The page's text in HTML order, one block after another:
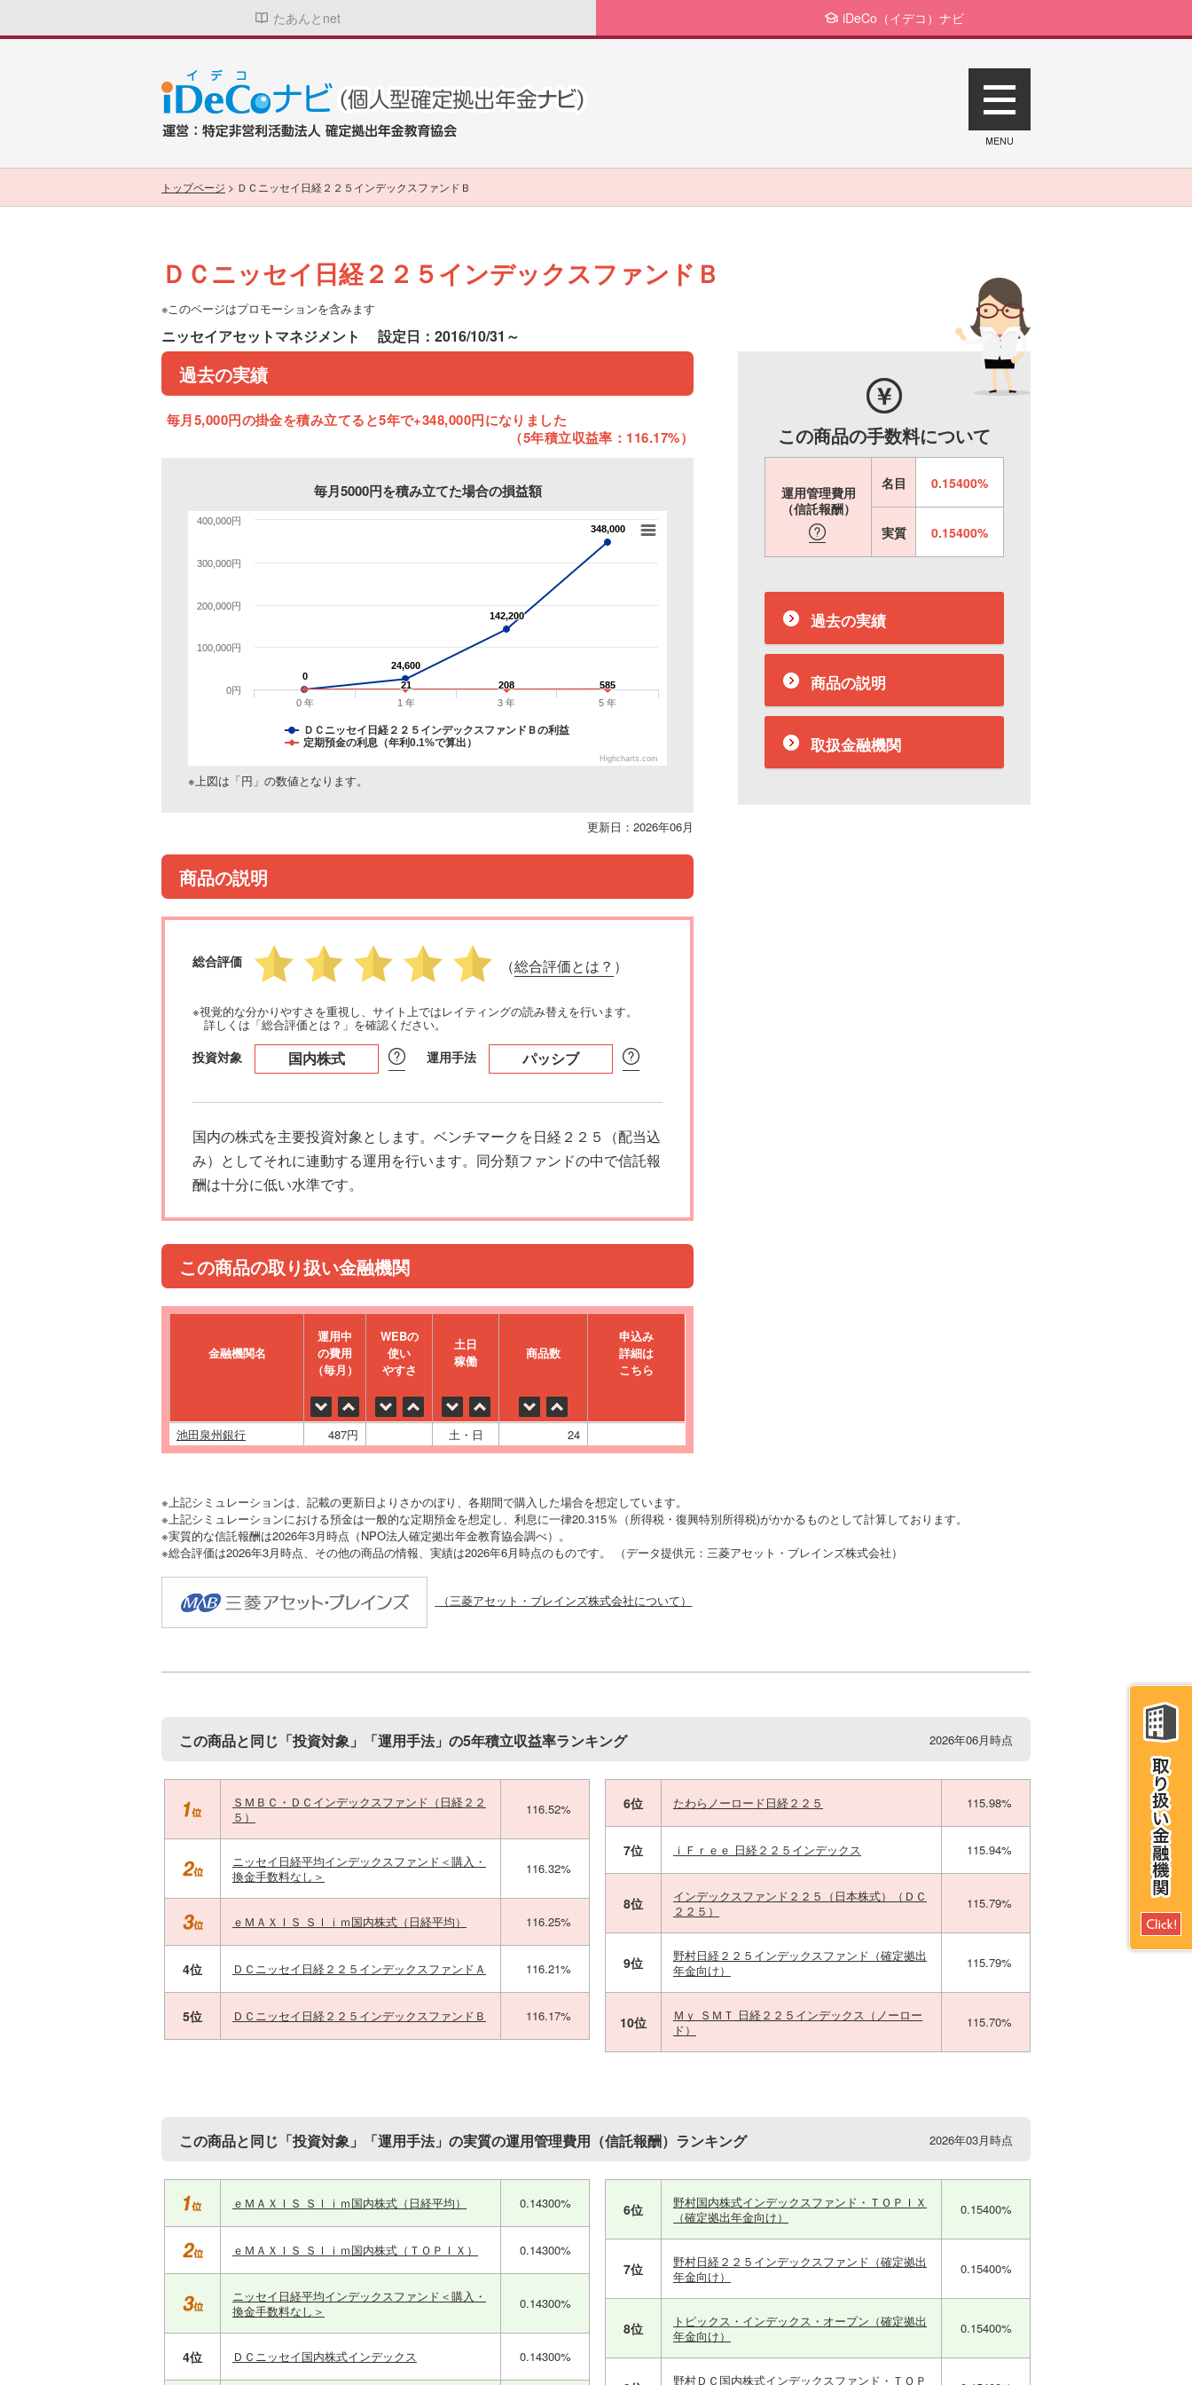
たあんとnet iDeCo（イデコ）ナビ
トップページ > ＤＣニッセイ日経２２５インデックスファンドＢ
ＤＣニッセイ日経２２５インデックスファンドＢ
※このページはプロモーションを含みます
ニッセイアセットマネジメント 設定日：2016/10/31～
過去の実績
毎月5,000円の掛金を積み立てると5年で+348,000円になりました
（5年積立収益率：116.17%）
毎月5000円を積み立てた場合の損益額
0
0
24,600
24,600
142,200
142,200
348,000
348,000
21
21 208
208 585
585
ＤＣニッセイ日経２２５インデックスファンドＢの利益
定期預金の利息（年利0.1%で算出）
0 年 1 年 3 年 5 年
0円
100,000円
200,000円
300,000円
400,000円
Highcharts.com
※上図は「円」の数値となります。
更新日：2026年06月
商品の説明
総合評価 （総合評価とは？ ）
※視覚的な分かりやすさを重視し、サイト上ではレイティングの読み替えを行います。
詳しくは「総合評価とは？」を確認ください。
投資対象 国内株式 運用手法 パッシブ
国内の株式を主要投資対象とします。ベンチマークを日経２２５（配当込
み）としてそれに連動する運用を行います。同分類ファンドの中で信託報
酬は十分に低い水準です。
この商品の取り扱い金融機関
金融機関名
運⽤中
の費⽤
（毎⽉）
WEBの
使い
やすさ
⼟⽇
稼働
商品数
申込み
詳細は
こちら
池田泉州銀行 487円 土・日 24
この商品の手数料について
運用管理費用
（信託報酬）
名目 0.15400%
実質 0.15400%
過去の実績
商品の説明
取扱金融機関
※上記シミュレーションは、記載の更新日よりさかのぼり、各期間で購入した場合を想定しています。
※上記シミュレーションにおける預金は一般的な定期預金を想定し、利息に一律20.315％（所得税・復興特別所得税)がかかるものとして計算しております。
※実質的な信託報酬は2026年3月時点（NPO法人確定拠出年金教育協会調べ）。
※総合評価は2026年3月時点、その他の商品の情報、実績は2026年6月時点のものです。 （データ提供元：三菱アセット・ブレインズ株式会社）
（三菱アセット・ブレインズ株式会社について）
この商品と同じ「投資対象」「運用手法」の5年積立収益率ランキング 2026年06月時点
ＳＭＢＣ・ＤＣインデックスファンド（日経２２
５）
116.52%
ニッセイ日経平均インデックスファンド＜購入・
換金手数料なし＞
116.32%
ｅＭＡＸＩＳ Ｓｌｉｍ国内株式（日経平均） 116.25%
4位 ＤＣニッセイ日経２２５インデックスファンドＡ 116.21%
5位 ＤＣニッセイ日経２２５インデックスファンドＢ 116.17%
6位 たわらノーロード日経２２５ 115.98%
7位 ｉＦｒｅｅ 日経２２５インデックス 115.94%
8位
インデックスファンド２２５（日本株式）（ＤＣ
２２５）
115.79%
9位
野村日経２２５インデックスファンド（確定拠出
年金向け）
115.79%
10位
Ｍｙ ＳＭＴ 日経２２５インデックス（ノーロー
ド）
115.70%
この商品と同じ「投資対象」「運用手法」の実質の運用管理費用（信託報酬）ランキング 2026年03月時点
ｅＭＡＸＩＳ Ｓｌｉｍ国内株式（日経平均） 0.14300%
ｅＭＡＸＩＳ Ｓｌｉｍ国内株式（ＴＯＰＩＸ） 0.14300%
ニッセイ日経平均インデックスファンド＜購入・
換金手数料なし＞
0.14300%
4位 ＤＣニッセイ国内株式インデックス 0.14300%
6位
野村国内株式インデックスファンド・ＴＯＰＩＸ
（確定拠出年金向け）
0.15400%
7位
野村日経２２５インデックスファンド（確定拠出
年金向け）
0.15400%
8位
トピックス・インデックス・オープン（確定拠出
年金向け）
0.15400%
野村ＤＣ国内株式インデックスファンド・ＴＯＰ